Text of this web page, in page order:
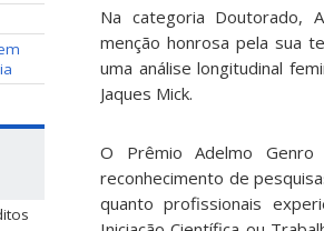
Na categoria Doutorado,
menção honrosa pela sua
uma análise longitudinal
Jaques Mick.
O Prêmio Adelmo
reconhecimento de
quanto profissionais